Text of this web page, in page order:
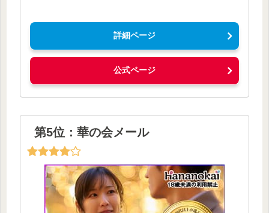
詳細ページ
公式ページ
第5位：華の会メール